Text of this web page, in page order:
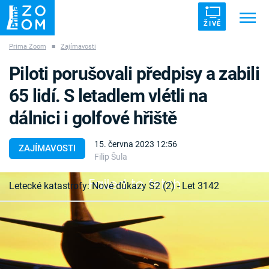
ŽIVĚ
ZÁHADY VETŘELCI DÁVNOVĚKU
Témata
Témata
Pořady
TV Program
Prima Zoom ■ Zajímavosti
ZAJÍMAVOSTI
15. června 2023 12:56
Filip Šula
Piloti porušovali předpisy a zabili
65 lidí. S letadlem vlétli na
dálnici i golfové hřiště
Failed to fetch
Letecké katastrofy: Nové důkazy S2 (2) - Let 3142
O tom, že přísné dodržování předpisů má svůj
důvod, nás v roce 1999 přesvědčila tragédie letu
LAPA 3142. Letadlo Boeing 737 se 101 lidmi na